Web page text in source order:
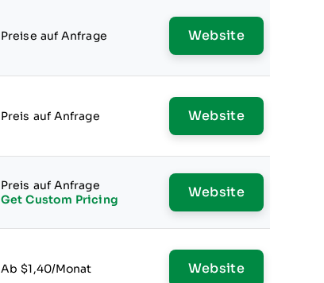
Preise auf Anfrage Website
Preis auf Anfrage Website
Preis auf Anfrage
Get Custom Pricing
Website
Ab $1,40/Monat Website